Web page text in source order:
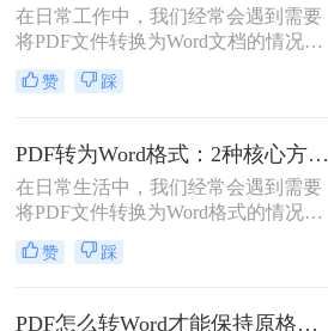
DOC文件的方法。
在日常工作中，我们经常会遇到需要
将PDF文件转换为Word文档的情况，
以便对内容进行编辑或修改。那么pdf
转word怎么转呢？本文将介绍五种将
最适合自己的转换方式。
赞 踩
PDF转为Word格式：2种核心方法的适用场景和操作差异！
在日常生活中，我们经常会遇到需要
将PDF文件转换为Word格式的情况，
以便于编辑和修改文件内容。那么如
何将pdf转为word格式呢？本文将介绍
赞 踩
PDF怎么转Word才能保持原格式不变/版式不乱？3种专业有效方法全解析！